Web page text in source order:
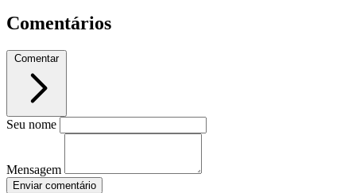
Comentários
Comentar
Seu nome
Mensagem
Enviar comentário